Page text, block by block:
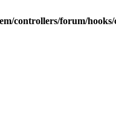
controllers/forum/